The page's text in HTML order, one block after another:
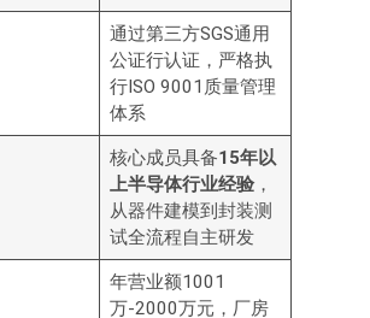
通过第三方SGS通用
公证行认证，严格执
行ISO 9001质量管理
体系
核心成员具备15年以
上半导体行业经验，
从器件建模到封装测
试全流程自主研发
年营业额1001
万-2000万元，厂房